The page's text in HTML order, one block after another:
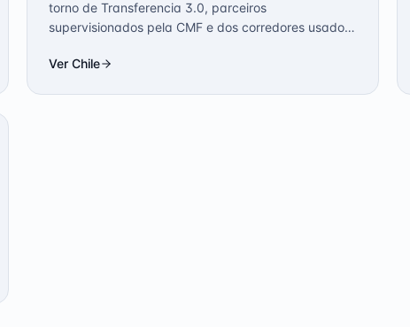
torno de Transferencia 3.0, parceiros
supervisionados pela CMF e dos corredores usados
Ver Chile